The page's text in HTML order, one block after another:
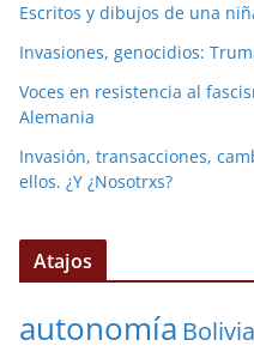
Escritos y dibujos de una
Invasiones, genocidios:
Voces en resistencia al
Alemania
Invasión, transacciones,
ellos. ¿Y ¿Nosotrxs?
Atajos
autonomía Bolivia